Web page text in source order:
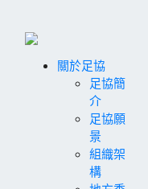
關於足協
足協簡
介
足協願
景
組織架
構